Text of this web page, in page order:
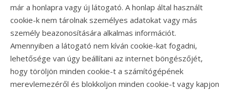
már a honlapra vagy új látogató. A honlap által használt
cookie-k nem tárolnak személyes adatokat vagy más
személy beazonosítására alkalmas információt.
Amennyiben a látogató nem kíván cookie-kat fogadni,
lehetősége van úgy beállítani az internet böngészőjét,
hogy töröljön minden cookie-t a számítógépének
merevlemezéről és blokkoljon minden cookie-t vagy kapjon